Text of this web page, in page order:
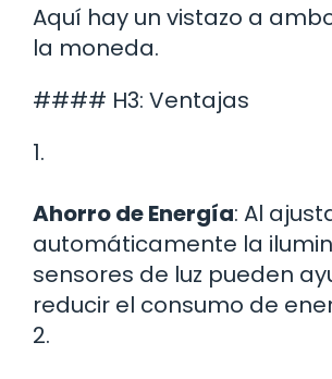
Aquí hay un vistazo a
la moneda.
#### H3: Ventajas
1.
Ahorro de Energía: Al
automáticamente la
sensores de luz pueden
reducir el consumo de
2.